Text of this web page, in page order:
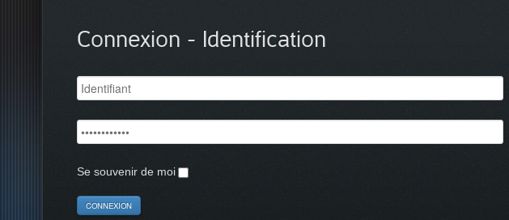
Connexion - Identification
Se souvenir de moi